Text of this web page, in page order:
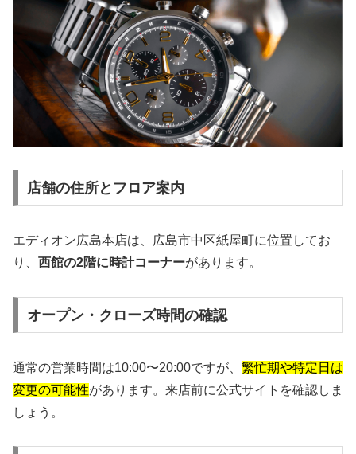
店舗の住所とフロア案内
エディオン広島本店は、広島市中区紙屋町に位置してお
り、 西館の2階に時計コーナーがあります。
オープン・クローズ時間の確認
通常の営業時間は10:00〜20:00ですが、 繁忙期や特定日は
変更の可能性があります。来店前に公式サイトを確認しま
しょう。